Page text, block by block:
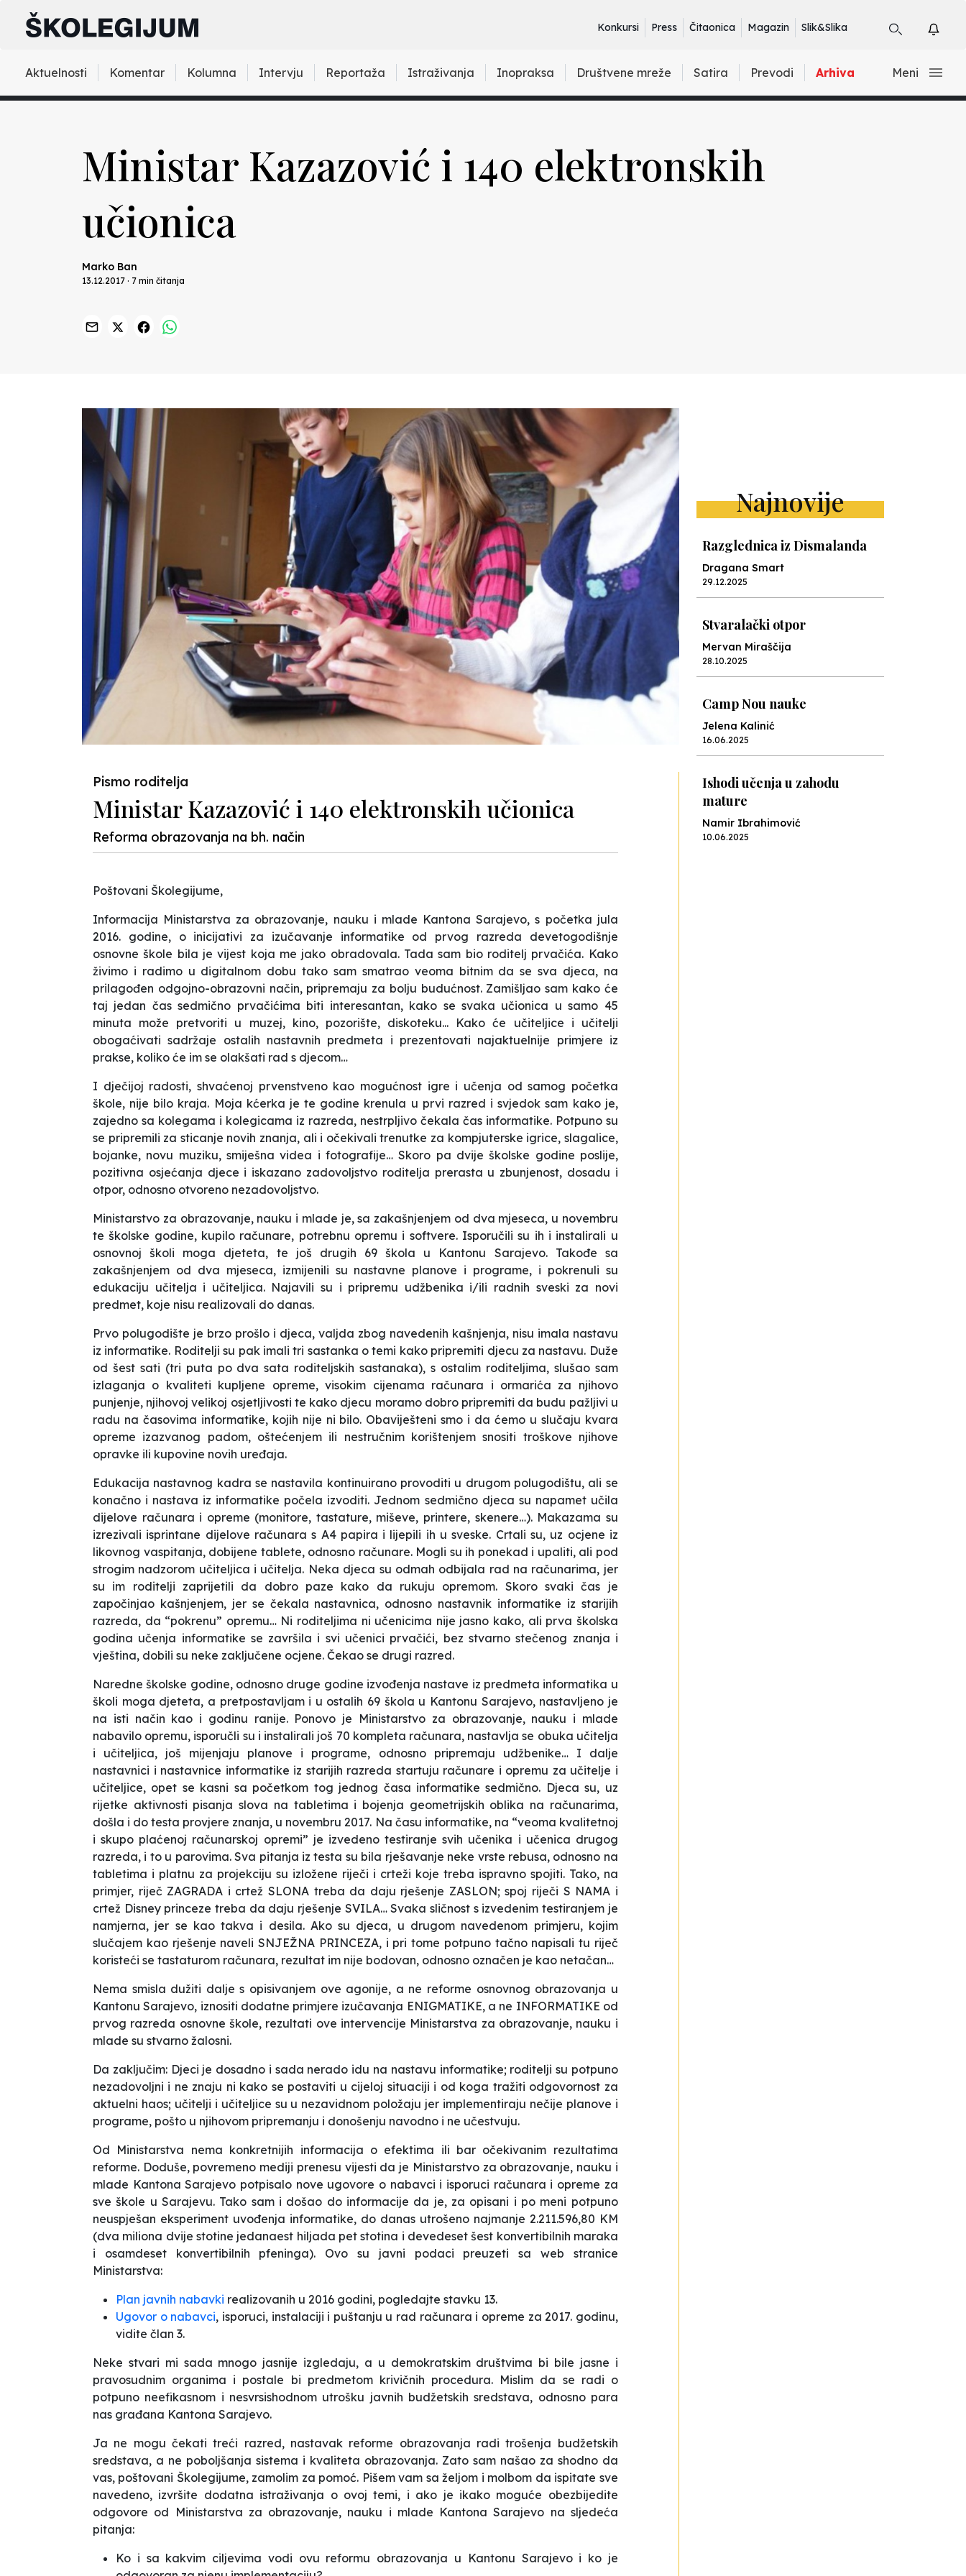
Konkursi Press Čitaonica Magazin Slik&Slika
Aktuelnosti Komentar Kolumna Intervju Reportaža Istraživanja Inopraksa Društvene mreže Satira Prevodi Arhiva Meni
Ministar Kazazović i 140 elektronskih
učionica
Marko Ban
13.12.2017 · 7 min čitanja
Pismo roditelja
Ministar Kazazović i 140 elektronskih učionica
Reforma obrazovanja na bh. način
Poštovani Školegijume,
Informacija Ministarstva za obrazovanje, nauku i mlade Kantona Sarajevo, s početka jula
2016. godine, o inicijativi za izučavanje informatike od prvog razreda devetogodišnje
osnovne škole bila je vijest koja me jako obradovala. Tada sam bio roditelj prvačića. Kako
živimo i radimo u digitalnom dobu tako sam smatrao veoma bitnim da se sva djeca, na
prilagođen odgojno-obrazovni način, pripremaju za bolju budućnost. Zamišljao sam kako će
taj jedan čas sedmično prvačićima biti interesantan, kako se svaka učionica u samo 45
minuta može pretvoriti u muzej, kino, pozorište, diskoteku... Kako će učiteljice i učitelji
obogaćivati sadržaje ostalih nastavnih predmeta i prezentovati najaktuelnije primjere iz
prakse, koliko će im se olakšati rad s djecom…
I dječijoj radosti, shvaćenoj prvenstveno kao mogućnost igre i učenja od samog početka
škole, nije bilo kraja. Moja kćerka je te godine krenula u prvi razred i svjedok sam kako je,
zajedno sa kolegama i kolegicama iz razreda, nestrpljivo čekala čas informatike. Potpuno su
se pripremili za sticanje novih znanja, ali i očekivali trenutke za kompjuterske igrice, slagalice,
bojanke, novu muziku, smiješna videa i fotografije… Skoro pa dvije školske godine poslije,
pozitivna osjećanja djece i iskazano zadovoljstvo roditelja prerasta u zbunjenost, dosadu i
otpor, odnosno otvoreno nezadovoljstvo.
Ministarstvo za obrazovanje, nauku i mlade je, sa zakašnjenjem od dva mjeseca, u novembru
te školske godine, kupilo računare, potrebnu opremu i softvere. Isporučili su ih i instalirali u
osnovnoj školi moga djeteta, te još drugih 69 škola u Kantonu Sarajevo. Takođe sa
zakašnjenjem od dva mjeseca, izmijenili su nastavne planove i programe, i pokrenuli su
edukaciju učitelja i učiteljica. Najavili su i pripremu udžbenika i/ili radnih sveski za novi
predmet, koje nisu realizovali do danas.
Prvo polugodište je brzo prošlo i djeca, valjda zbog navedenih kašnjenja, nisu imala nastavu
iz informatike. Roditelji su pak imali tri sastanka o temi kako pripremiti djecu za nastavu. Duže
od šest sati (tri puta po dva sata roditeljskih sastanaka), s ostalim roditeljima, slušao sam
izlaganja o kvaliteti kupljene opreme, visokim cijenama računara i ormarića za njihovo
punjenje, njihovoj velikoj osjetljivosti te kako djecu moramo dobro pripremiti da budu pažljivi u
radu na časovima informatike, kojih nije ni bilo. Obaviješteni smo i da ćemo u slučaju kvara
opreme izazvanog padom, oštećenjem ili nestručnim korištenjem snositi troškove njihove
opravke ili kupovine novih uređaja.
Edukacija nastavnog kadra se nastavila kontinuirano provoditi u drugom polugodištu, ali se
konačno i nastava iz informatike počela izvoditi. Jednom sedmično djeca su napamet učila
dijelove računara i opreme (monitore, tastature, miševe, printere, skenere…). Makazama su
izrezivali isprintane dijelove računara s A4 papira i lijepili ih u sveske. Crtali su, uz ocjene iz
likovnog vaspitanja, dobijene tablete, odnosno računare. Mogli su ih ponekad i upaliti, ali pod
strogim nadzorom učiteljica i učitelja. Neka djeca su odmah odbijala rad na računarima, jer
su im roditelji zaprijetili da dobro paze kako da rukuju opremom. Skoro svaki čas je
započinjao kašnjenjem, jer se čekala nastavnica, odnosno nastavnik informatike iz starijih
razreda, da “pokrenu” opremu… Ni roditeljima ni učenicima nije jasno kako, ali prva školska
godina učenja informatike se završila i svi učenici prvačići, bez stvarno stečenog znanja i
vještina, dobili su neke zaključene ocjene. Čekao se drugi razred.
Naredne školske godine, odnosno druge godine izvođenja nastave iz predmeta informatika u
školi moga djeteta, a pretpostavljam i u ostalih 69 škola u Kantonu Sarajevo, nastavljeno je
na isti način kao i godinu ranije. Ponovo je Ministarstvo za obrazovanje, nauku i mlade
nabavilo opremu, isporučli su i instalirali još 70 kompleta računara, nastavlja se obuka učitelja
i učiteljica, još mijenjaju planove i programe, odnosno pripremaju udžbenike… I dalje
nastavnici i nastavnice informatike iz starijih razreda startuju računare i opremu za učitelje i
učiteljice, opet se kasni sa početkom tog jednog časa informatike sedmično. Djeca su, uz
rijetke aktivnosti pisanja slova na tabletima i bojenja geometrijskih oblika na računarima,
došla i do testa provjere znanja, u novembru 2017. Na času informatike, na “veoma kvalitetnoj
i skupo plaćenoj računarskoj opremi” je izvedeno testiranje svih učenika i učenica drugog
razreda, i to u parovima. Sva pitanja iz testa su bila rješavanje neke vrste rebusa, odnosno na
tabletima i platnu za projekciju su izložene riječi i crteži koje treba ispravno spojiti. Tako, na
primjer, riječ ZAGRADA i crtež SLONA treba da daju rješenje ZASLON; spoj riječi S NAMA i
crtež Disney princeze treba da daju rješenje SVILA… Svaka sličnost s izvedenim testiranjem je
namjerna, jer se kao takva i desila. Ako su djeca, u drugom navedenom primjeru, kojim
slučajem kao rješenje naveli SNJEŽNA PRINCEZA, i pri tome potpuno tačno napisali tu riječ
koristeći se tastaturom računara, rezultat im nije bodovan, odnosno označen je kao netačan…
Nema smisla dužiti dalje s opisivanjem ove agonije, a ne reforme osnovnog obrazovanja u
Kantonu Sarajevo, iznositi dodatne primjere izučavanja ENIGMATIKE, a ne INFORMATIKE od
prvog razreda osnovne škole, rezultati ove intervencije Ministarstva za obrazovanje, nauku i
mlade su stvarno žalosni.
Da zaključim: Djeci je dosadno i sada nerado idu na nastavu informatike; roditelji su potpuno
nezadovoljni i ne znaju ni kako se postaviti u cijeloj situaciji i od koga tražiti odgovornost za
aktuelni haos; učitelji i učiteljice su u nezavidnom položaju jer implementiraju nečije planove i
programe, pošto u njihovom pripremanju i donošenju navodno i ne učestvuju.
Od Ministarstva nema konkretnijih informacija o efektima ili bar očekivanim rezultatima
reforme. Doduše, povremeno mediji prenesu vijesti da je Ministarstvo za obrazovanje, nauku i
mlade Kantona Sarajevo potpisalo nove ugovore o nabavci i isporuci računara i opreme za
sve škole u Sarajevu. Tako sam i došao do informacije da je, za opisani i po meni potpuno
neuspješan eksperiment uvođenja informatike, do danas utrošeno najmanje 2.211.596,80 KM
(dva miliona dvije stotine jedanaest hiljada pet stotina i devedeset šest konvertibilnih maraka
i osamdeset konvertibilnih pfeninga). Ovo su javni podaci preuzeti sa web stranice
Ministarstva:
Plan javnih nabavki realizovanih u 2016 godini, pogledajte stavku 13.
Ugovor o nabavci, isporuci, instalaciji i puštanju u rad računara i opreme za 2017. godinu,
vidite član 3.
Neke stvari mi sada mnogo jasnije izgledaju, a u demokratskim društvima bi bile jasne i
pravosudnim organima i postale bi predmetom krivičnih procedura. Mislim da se radi o
potpuno neefikasnom i nesvrsishodnom utrošku javnih budžetskih sredstava, odnosno para
nas građana Kantona Sarajevo.
Ja ne mogu čekati treći razred, nastavak reforme obrazovanja radi trošenja budžetskih
sredstava, a ne poboljšanja sistema i kvaliteta obrazovanja. Zato sam našao za shodno da
vas, poštovani Školegijume, zamolim za pomoć. Pišem vam sa željom i molbom da ispitate sve
navedeno, izvršite dodatna istraživanja o ovoj temi, i ako je ikako moguće obezbijedite
odgovore od Ministarstva za obrazovanje, nauku i mlade Kantona Sarajevo na sljedeća
pitanja:
Ko i sa kakvim ciljevima vodi ovu reformu obrazovanja u Kantonu Sarajevo i ko je
Najnovije
Razglednica iz Dismalanda
Dragana Smart
29.12.2025
Stvaralački otpor
Mervan Miraščija
28.10.2025
Camp Nou nauke
Jelena Kalinić
16.06.2025
Ishodi učenja u zahodu
mature
Namir Ibrahimović
10.06.2025